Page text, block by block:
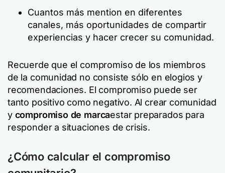
Cuantos más mention en diferentes
canales, más oportunidades de compartir
experiencias y hacer crecer su comunidad.
Recuerde que el compromiso de los miembros
de la comunidad no consiste sólo en elogios y
recomendaciones. El compromiso puede ser
tanto positivo como negativo. Al crear comunidad
y compromiso de marcaestar preparados para
responder a situaciones de crisis.
¿Cómo calcular el compromiso